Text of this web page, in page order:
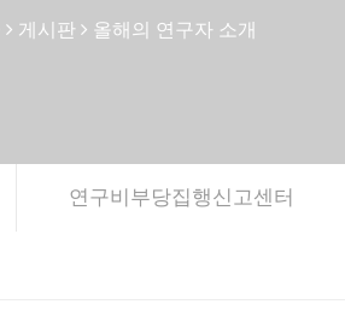
게시판 올해의 연구자 소개
연구비부당집행신고센터